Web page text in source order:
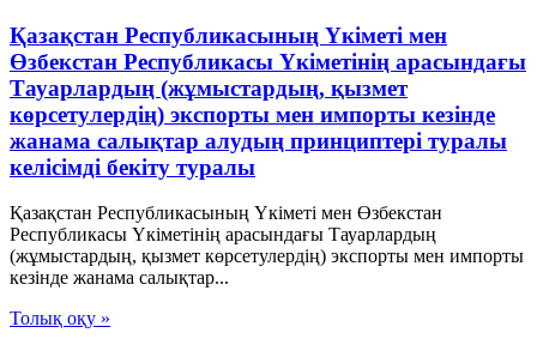
Қазақстан Республикасының Үкiметi мен
Өзбекстан Республикасы Үкiметiнiң арасындағы
Тауарлардың (жұмыстардың, қызмет
көрсетулердiң) экспорты мен импорты кезiнде
жанама салықтар алудың принциптерi туралы
келiсiмдi бекiту туралы
Қазақстан Республикасының Үкiметi мен Өзбекстан
Республикасы Үкiметiнiң арасындағы Тауарлардың
(жұмыстардың, қызмет көрсетулердiң) экспорты мен импорты
кезiнде жанама салықтар...
Толық оқу »